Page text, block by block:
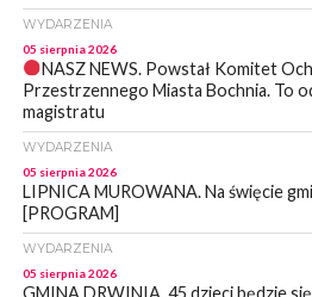
WYDARZENIA
05 sierpnia 2026
NASZ NEWS. Powstał Komitet
Przestrzennego Miasta Bochnia. To
magistratu
WYDARZENIA
05 sierpnia 2026
LIPNICA MUROWANA. Na święcie
[PROGRAM]
WYDARZENIA
05 sierpnia 2026
GMINA DRWINIA. 45 dzieci będzie